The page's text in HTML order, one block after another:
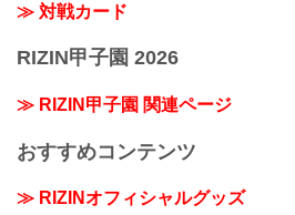
≫ 対戦カード
RIZIN甲子園 2026
≫ RIZIN甲子園 関連ページ
おすすめコンテンツ
≫ RIZINオフィシャルグッズ